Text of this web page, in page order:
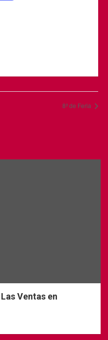
8ª de Feria
Ventas en